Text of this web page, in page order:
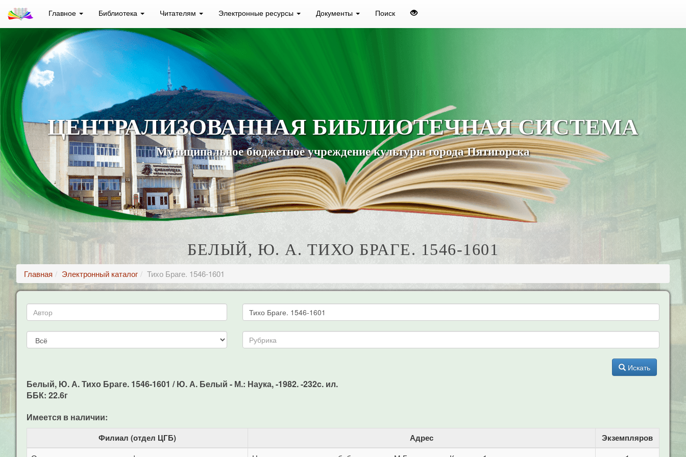
Главное Библиотека Читателям Электронные ресурсы Документы Поиск
ЦЕНТРАЛИЗОВАННАЯ БИБЛИОТЕЧНАЯ СИСТЕМА
Муниципальное бюджетное учреждение культуры города Пятигорска
БЕЛЫЙ, Ю. А. ТИХО БРАГЕ. 1546-1601
Главная Электронный каталог Тихо Браге. 1546-1601
Искать
Белый, Ю. А. Тихо Браге. 1546-1601 / Ю. А. Белый - М.: Наука, -1982. -232c. ил.
ББК: 22.6г
Имеется в наличии:
Филиал (отдел ЦГБ) Адрес Экземпляров